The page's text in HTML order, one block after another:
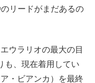
リードがまだあるの
ウラリオの最大の目
も、現在着用してい
・ビアンカ）を最終